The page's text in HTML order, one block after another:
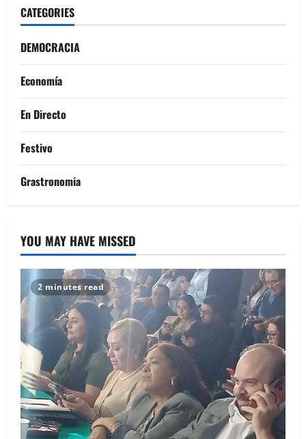
CATEGORIES
DEMOCRACIA
Economía
En Directo
Festivo
Grastronomia
YOU MAY HAVE MISSED
2 minutes read